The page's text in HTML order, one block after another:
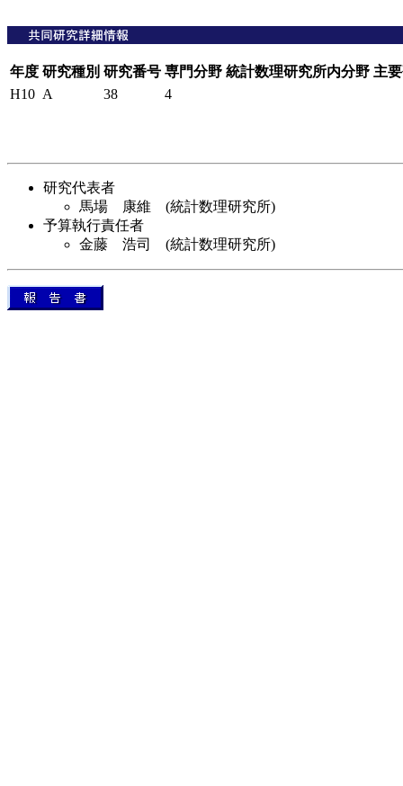
年度 研究種別 研究番号 専門分野 統計数理研究所内分野 主
H10 A 38 4
研究代表者
馬場 康維 (統計数理研究所)
予算執行責任者
金藤 浩司 (統計数理研究所)